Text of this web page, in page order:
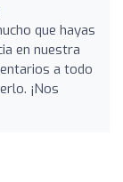
que hayas
en nuestra
a todo
¡Nos